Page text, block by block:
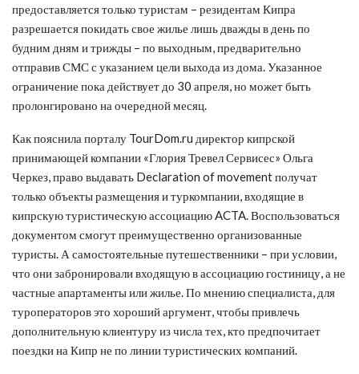
предоставляется только туристам – резидентам Кипра
разрешается покидать свое жилье лишь дважды в день по
будним дням и трижды – по выходным, предварительно
отправив СМС с указанием цели выхода из дома. Указанное
ограничение пока действует до 30 апреля, но может быть
пролонгировано на очередной месяц.
Как пояснила порталу TourDom.ru директор кипрской
принимающей компании «Глория Тревел Сервисес» Ольга
Черкез, право выдавать Declaration of movement получат
только объекты размещения и туркомпании, входящие в
кипрскую туристическую ассоциацию ACTA. Воспользоваться
документом смогут преимущественно организованные
туристы. А самостоятельные путешественники – при условии,
что они забронировали входящую в ассоциацию гостиницу, а не
частные апартаменты или жилье. По мнению специалиста, для
туроператоров это хороший аргумент, чтобы привлечь
дополнительную клиентуру из числа тех, кто предпочитает
поездки на Кипр не по линии туристических компаний.